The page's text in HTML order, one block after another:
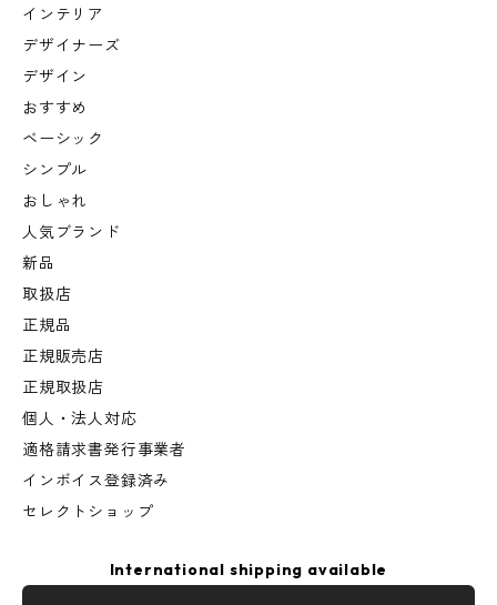
インテリア
デザイナーズ
デザイン
おすすめ
ベーシック
シンプル
おしゃれ
人気ブランド
新品
取扱店
正規品
正規販売店
正規取扱店
個人・法人対応
適格請求書発行事業者
インボイス登録済み
セレクトショップ
International shipping available